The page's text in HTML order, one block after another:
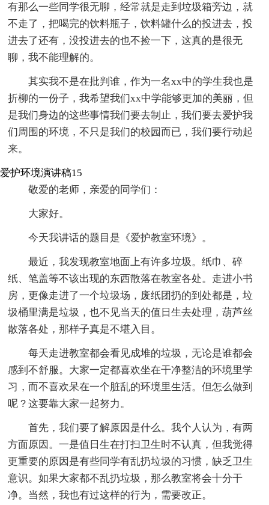
有那么一些同学很无聊，经常就是走到垃圾箱旁边，就
不走了，把喝完的饮料瓶子，饮料罐什么的投进去，投
进去了还有，没投进去的也不捡一下，这真的是很无
聊，我不能理解的。
其实我不是在批判谁，作为一名xx中的学生我也是
折柳的一份子，我希望我们xx中学能够更加的美丽，但
是我们身边的这些事情我们要去制止，我们要去爱护我
们周围的环境，不只是我们的校园而已，我们要行动起
来。
爱护环境演讲稿15
敬爱的老师，亲爱的同学们：
大家好。
今天我讲话的题目是《爱护教室环境》。
最近，我发现教室地面上有许多垃圾。纸巾、碎
纸、笔盖等不该出现的东西散落在教室各处。走进小书
房，更像走进了一个垃圾场，废纸团扔的到处都是，垃
圾桶里满是垃圾，也不见当天的值日生去处理，葫芦丝
散落各处，那样子真是不堪入目。
每天走进教室都会看见成堆的垃圾，无论是谁都会
感到不舒服。大家一定都喜欢坐在干净整洁的环境里学
习，而不喜欢呆在一个脏乱的环境里生活。但怎么做到
呢？这要靠大家一起努力。
首先，我们要了解原因是什么。我个人认为，有两
方面原因。一是值日生在打扫卫生时不认真，但我觉得
更重要的原因是有些同学有乱扔垃圾的习惯，缺乏卫生
意识。如果大家都不乱扔垃圾，那么教室将会十分干
净。当然，我也有过这样的行为，需要改正。